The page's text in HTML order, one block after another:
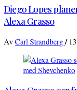
Diego Lopes
Alexa Grasso
AvCarl Strandberg/